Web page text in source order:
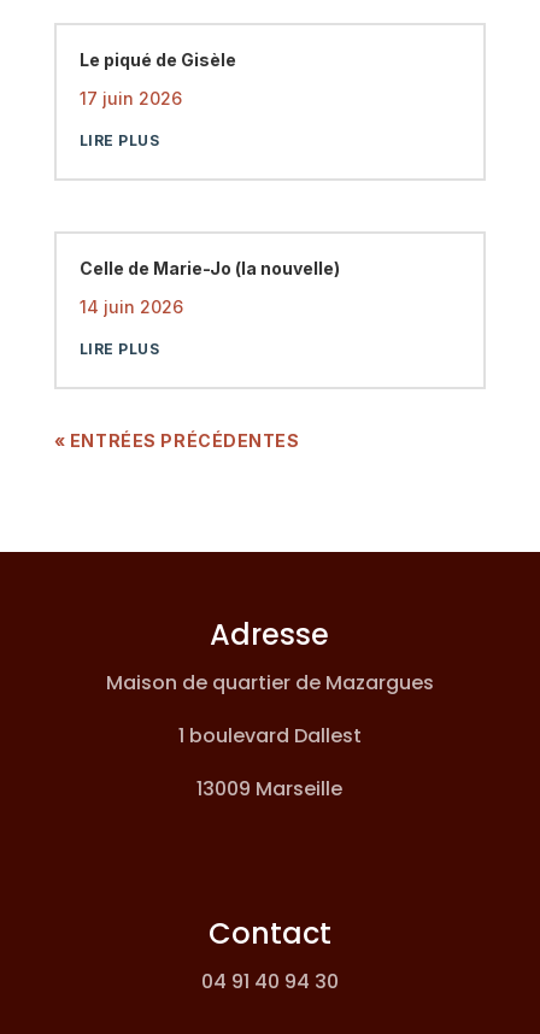
Le piqué de Gisèle
17 juin 2026
LIRE PLUS
Celle de Marie-Jo (la nouvelle)
14 juin 2026
LIRE PLUS
« ENTRÉES PRÉCÉDENTES
newsletter !
Adresse
Maison de quartier de Mazargues
1 boulevard Dallest
13009 Marseille
Contact
04 91 40 94 30